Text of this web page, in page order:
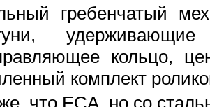
гребенчатый
кольцо,
комплект
что ECA, но со